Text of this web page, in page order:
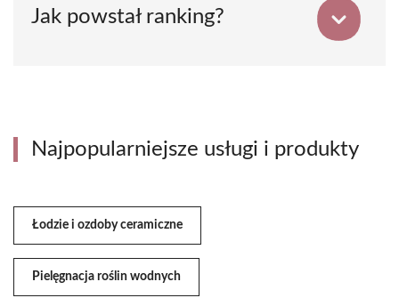
Jak powstał ranking?
Najpopularniejsze usługi i produkty
Łodzie i ozdoby ceramiczne
Pielęgnacja roślin wodnych